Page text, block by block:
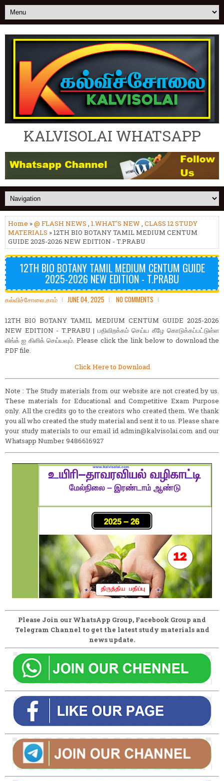
KALVISOLAI WHATSAPP
Home »@ FLASH NEWS , 1.WHAT'S NEW , CLASS 12 STUDY
MATERIALS » 12TH BIO BOTANY TAMIL MEDIUM CENTUM
GUIDE 2025-2026 NEW EDITION - T.PRABU
12TH BIO BOTANY TAMIL MEDIUM CENTUM GUIDE
2025-2026 NEW EDITION - T.PRABU
கல்விச்சோலை.காம் JUNE 04, 2025 NO COMMENTS
12TH BIO BOTANY TAMIL MEDIUM CENTUM GUIDE 2025-2026
NEW EDITION - T.PRABU | பதிவிறக்கம் செய்ய கீழே கொடுக்கப்பட்டுள்ள
லிங்க் ஐ கிளிக் செய்யவும். Please click the link below to download the
PDF file.
Click Here to Download
Note : The Study materials from our website are not created by us.
These materials for Educational and Competitive Exam Purpose
only. All the credits go to the creators who created them. We thank
you all who created the study material and sent it to us. Please share
your study materials to our email id admin@kalvisolai.com and our
Whatsapp Number 9486616927
Please Join our WhatsApp Group, Facebook Group and
Telegram Channel to get the latest study materials and
news update.